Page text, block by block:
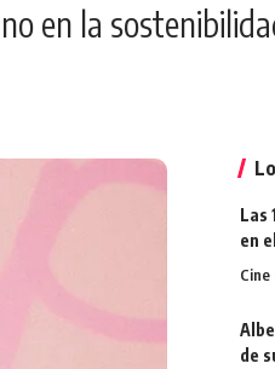
en la
Las
en
Cine
de